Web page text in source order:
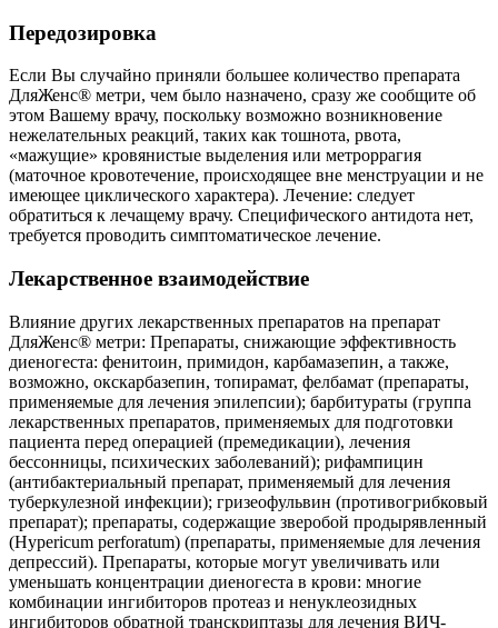
Передозировка
Если Вы случайно приняли большее количество препарата
ДляЖенс® метри, чем было назначено, сразу же сообщите об
этом Вашему врачу, поскольку возможно возникновение
нежелательных реакций, таких как тошнота, рвота,
«мажущие» кровянистые выделения или метроррагия
(маточное кровотечение, происходящее вне менструации и не
имеющее циклического характера). Лечение: следует
обратиться к лечащему врачу. Специфического антидота нет,
требуется проводить симптоматическое лечение.
Лекарственное взаимодействие
Влияние других лекарственных препаратов на препарат
ДляЖенс® метри: Препараты, снижающие эффективность
диеногеста: фенитоин, примидон, карбамазепин, а также,
возможно, окскарбазепин, топирамат, фелбамат (препараты,
применяемые для лечения эпилепсии); барбитураты (группа
лекарственных препаратов, применяемых для подготовки
пациента перед операцией (премедикации), лечения
бессонницы, психических заболеваний); рифампицин
(антибактериальный препарат, применяемый для лечения
туберкулезной инфекции); гризеофульвин (противогрибковый
препарат); препараты, содержащие зверобой продырявленный
(Hypericum perforatum) (препараты, применяемые для лечения
депрессий). Препараты, которые могут увеличивать или
уменьшать концентрации диеногеста в крови: многие
комбинации ингибиторов протеаз и ненуклеозидных
ингибиторов обратной транскриптазы для лечения ВИЧ-